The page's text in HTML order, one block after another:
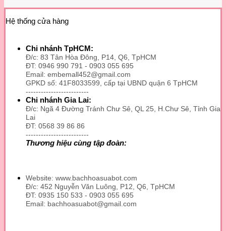
Hệ thống cửa hàng
Chi nhánh TpHCM:
Đ/c: 83 Tân Hòa Đông, P14, Q6, TpHCM
ĐT: 0946 990 791 - 0903 055 695
Email: embemall452@gmail.com
GPKD số: 41F8033599, cấp tại UBND quận 6 TpHCM
-------------------------
Chi nhánh Gia Lai:
Đ/c: Ngã 4 Đường Tránh Chư Sê, QL 25, H.Chư Sê, Tỉnh Gia
Lai
ĐT: 0568 39 86 86
-------------------------
Thương hiệu cùng tập đoàn:
Website: www.bachhoasuabot.com
Đ/c: 452 Nguyễn Văn Luông, P12, Q6, TpHCM
ĐT: 0935 150 533 - 0903 055 695
Email: bachhoasuabot@gmail.com